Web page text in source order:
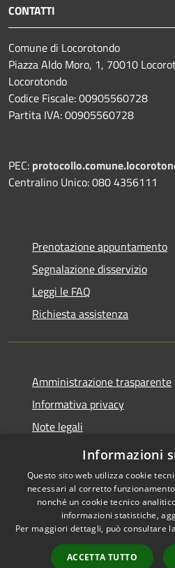
CONTATTI
Comune di Locorotondo
Piazza Aldo Moro, 1, 70010
Locorotondo
Codice Fiscale: 00905560728
Partita IVA: 00905560728
PEC:
Centralino Unico: 080 4356111
Prenotazione appuntamento
Segnalazione disservizio
Leggi le FAQ
Richiesta assistenza
Amministrazione trasparente
Informativa privacy
Note legali
Dichiarazione di accessibilità
Accessibilità
Informazioni
Questo sito web utilizza cookie
necessari al corretto
nonché un cookie tecnico
informazioni statistiche,
Per maggiori dettagli, può consultare
ACCETTA TUTTO